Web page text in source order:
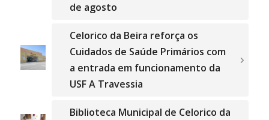
de agosto
Celorico da Beira reforça os
Cuidados de Saúde Primários com
a entrada em funcionamento da
USF A Travessia
Biblioteca Municipal de Celorico da